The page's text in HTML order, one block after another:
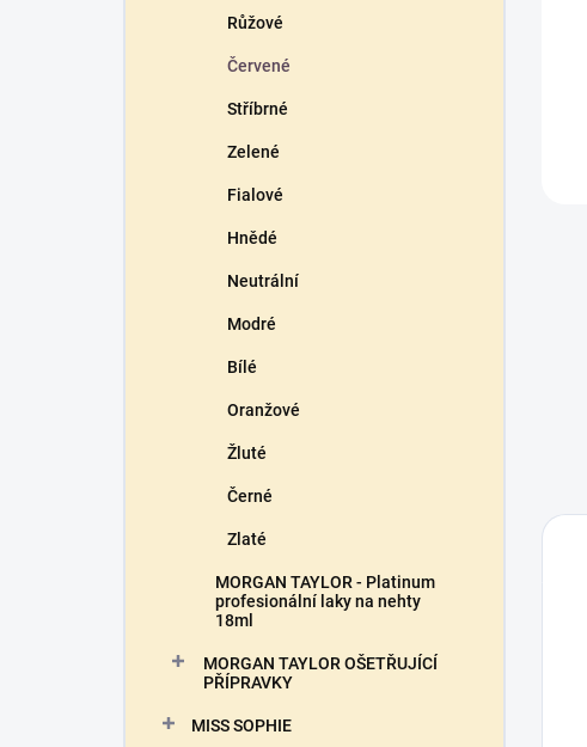
Růžové
Červené
Stříbrné
Zelené
Fialové
Hnědé
Neutrální
Modré
Bílé
Oranžové
Žluté
Černé
Zlaté
MORGAN TAYLOR - Platinum
profesionální laky na nehty
18ml
MORGAN TAYLOR OŠETŘUJÍCÍ
PŘÍPRAVKY
MISS SOPHIE